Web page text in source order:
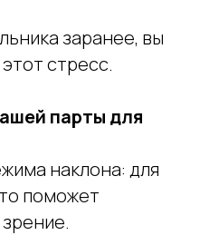
заранее, вы
стресс.
парты для
наклона: для
поможет